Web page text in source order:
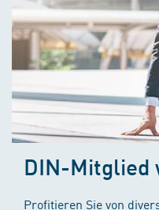
DIN-Mitglied
Profitieren Sie von